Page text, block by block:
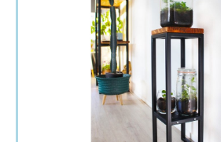
5. In & Out Deco plantentafel
Wat is de beste Plantentafel van
1. Beste Plantentafel van 2026
2. Goede Prijs-Kwaliteit
3. Beste Budget Plantentafel
4. Fijnste Plantentafel van 2026
5. Stijlvolle Plantentafel